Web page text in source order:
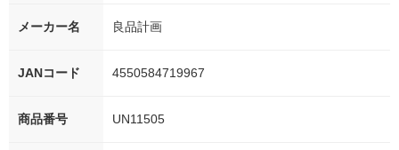
メーカー名 良品計画
JANコード 4550584719967
商品番号 UN11505